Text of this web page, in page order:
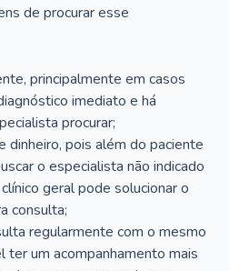
de procurar esse
principalmente em casos
imediato e há
procurar;
dinheiro, pois além do paciente
o especialista não indicado
geral pode solucionar o
consulta;
regularmente com o mesmo
ter um acompanhamento mais